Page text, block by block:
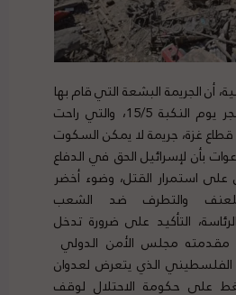
أن الجريمة البشعة التي قام بها
الاحتلال الإسرائيلي، فجر يوم النكبة 15/5، والتي راحت
غزة، جريمة لا يمكن السكوت
بأن لإسرائيل الحق في الدفاع
استمرار القتل، وضوء أخضر
والتطرف ضد الشعب
التأكيد على ضرورة تدخل
مقدمته مجلس الأمن الدولي
الفلسطيني الذي يتعرض لعدوان
على حكومة الاحتلال لوقف